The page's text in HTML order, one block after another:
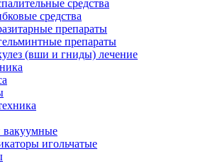
средства
средства
препараты
препараты
(вши и гниды) лечение
вакуумные
игольчатые